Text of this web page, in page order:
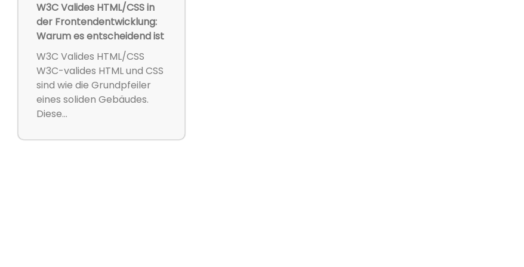
W3C Valides HTML/CSS in
der Frontendentwicklung:
Warum es entscheidend ist
W3C Valides HTML/CSS
W3C-valides HTML und CSS
sind wie die Grundpfeiler
eines soliden Gebäudes.
Diese...